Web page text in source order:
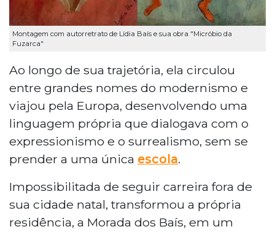
Montagem com autorretrato de Lídia Baís e sua obra "Micróbio da
Fuzarca"
Ao longo de sua trajetória, ela circulou
entre grandes nomes do modernismo e
viajou pela Europa, desenvolvendo uma
linguagem própria que dialogava com o
expressionismo e o surrealismo, sem se
prender a uma única escola.
Impossibilitada de seguir carreira fora de
sua cidade natal, transformou a própria
residência, a Morada dos Baís, em um